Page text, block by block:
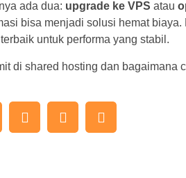
ada dua: upgrade ke VPS atau
bisa menjadi solusi hemat
untuk performa yang stabil.
di shared hosting dan bagaimana